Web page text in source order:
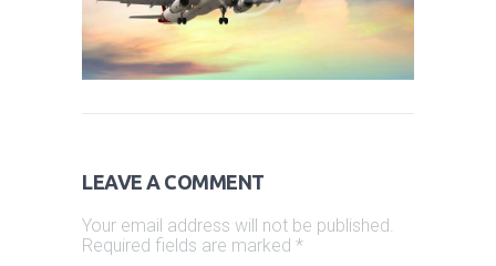
LEAVE A COMMENT
Your email address will not be published.
Required fields are marked *